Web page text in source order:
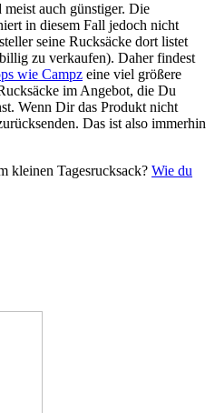
auch günstiger. Die
in diesem Fall jedoch nicht
seine Rucksäcke dort listet
zu verkaufen). Daher findest
wie Campz eine viel größere
im Angebot, die Du
Wenn Dir das Produkt nicht
Das ist also immerhin
kleinen Tagesrucksack? Wie du